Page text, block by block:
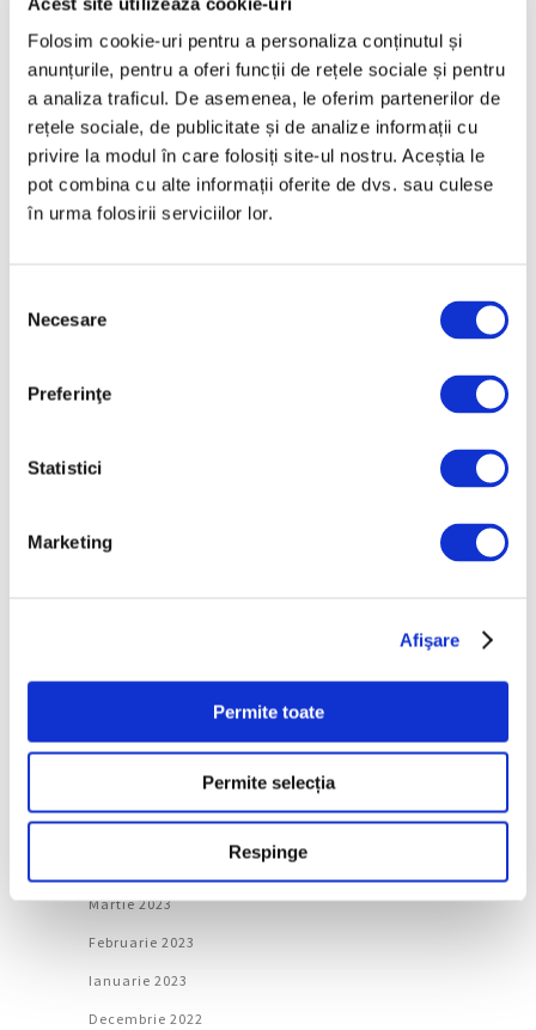
Folosim cookie-uri pentru a personaliza conținutul și
anunțurile, pentru a oferi funcții de rețele sociale și pentru
a analiza traficul. De asemenea, le oferim partenerilor de
rețele sociale, de publicitate și de analize informații cu
privire la modul în care folosiți site-ul nostru. Aceștia le
pot combina cu alte informații oferite de dvs. sau culese
în urma folosirii serviciilor lor.
consimțământului
Necesare
Preferinţe
Statistici
Marketing
Afişare
Permite toate
Permite selecția
Respinge
Ianuarie 2025
Decembrie 2024
Noiembrie 2024
Octombrie 2024
Septembrie 2024
Iunie 2024
Aprilie 2024
Iulie 2023
Mai 2023
Martie 2023
Februarie 2023
Ianuarie 2023
Decembrie 2022